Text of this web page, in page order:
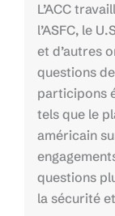
L’ACC
l’ASFC, le
et d’autres
questions
participons
tels que le
américain
questions
la sécurité